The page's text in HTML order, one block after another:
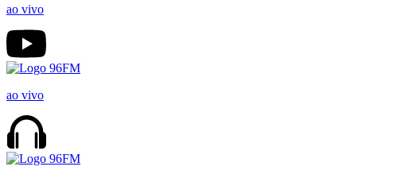
ao vivo
ao vivo